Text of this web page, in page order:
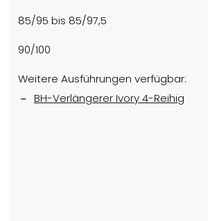
85/95 bis 85/97,5
90/100
Weitere Ausführungen verfügbar:
BH-Verlängerer Ivory 4-Reihig